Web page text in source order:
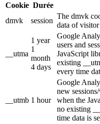
Cookie Durée
dmvk
session
The dmvk
data of
__utma
1 year
1
month
4 days
Google
users and
JavaScript
existing
every time
__utmb 1 hour
Google
new
when the
no existing
time data is